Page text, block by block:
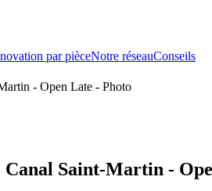
par pièceNotre réseauConseils
Canal Saint-Martin -